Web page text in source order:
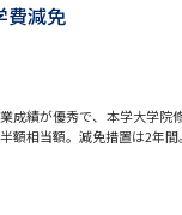
調べる
費減免
成績が優秀で、本学大学院
額相当額。減免措置は2年間。